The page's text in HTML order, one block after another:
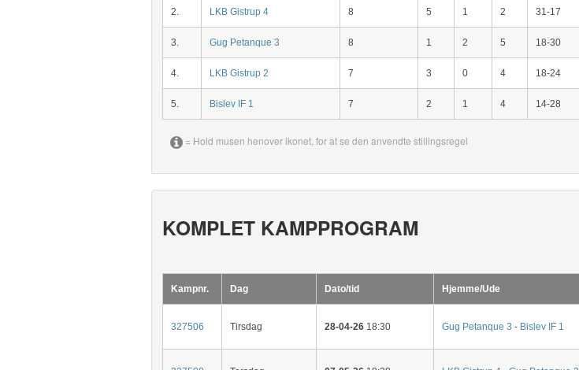
2. LKB Gistrup 4 8 5 1 2 31-17
3. Gug Petanque 3 8 1 2 5 18-30
4. LKB Gistrup 2 7 3 0 4 18-24
5. Bislev IF 1 7 2 1 4 14-28
= Hold musen henover ikonet, for at se den anvendte stillingsregel
KOMPLET KAMPPROGRAM
Kampnr. Dag Dato/tid Hjemme/Ude
327506 Tirsdag 28-04-2618:30 Gug Petanque 3 - Bislev IF 1